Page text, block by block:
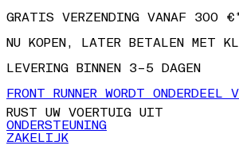
GRATIS VERZENDING VANAF 300
NU KOPEN, LATER BETALEN MET
LEVERING BINNEN 3–5 DAGEN
FRONT RUNNER WORDT ONDERDEEL
RUST UW VOERTUIG UIT
ONDERSTEUNING
ZAKELIJK